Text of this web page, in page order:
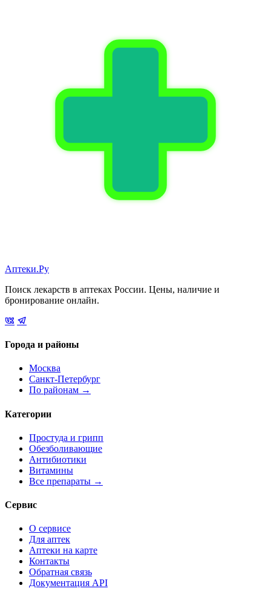
Аптеки.Ру
Поиск лекарств в аптеках России. Цены, наличие и
бронирование онлайн.
Города и районы
Москва
Санкт-Петербург
По районам →
Категории
Простуда и грипп
Обезболивающие
Антибиотики
Витамины
Все препараты →
Сервис
О сервисе
Для аптек
Аптеки на карте
Контакты
Обратная связь
Документация API